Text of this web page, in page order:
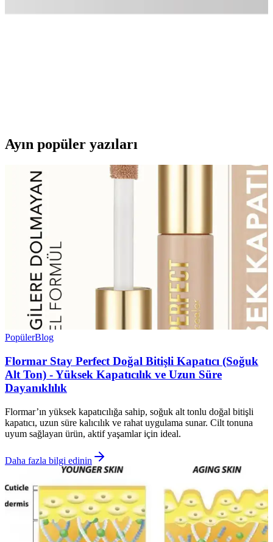
Ayın popüler yazıları
PopülerBlog
Flormar Stay Perfect Doğal Bitişli Kapatıcı (Soğuk
Alt Ton) - Yüksek Kapatıcılık ve Uzun Süre
Dayanıklılık
Flormar’ın yüksek kapatıcılığa sahip, soğuk alt tonlu doğal bitişli
kapatıcı, uzun süre kalıcılık ve rahat uygulama sunar. Cilt tonuna
uyum sağlayan ürün, aktif yaşamlar için ideal.
Daha fazla bilgi edinin